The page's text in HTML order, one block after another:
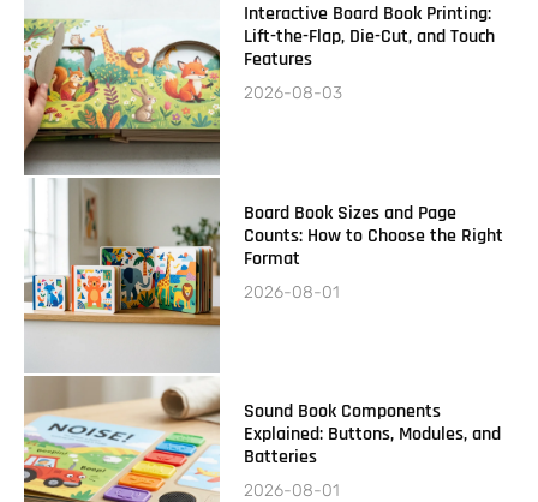
Interactive Board Book Printing:
Lift-the-Flap, Die-Cut, and Touch
Features
2026-08-03
Board Book Sizes and Page
Counts: How to Choose the Right
Format
2026-08-01
Sound Book Components
Explained: Buttons, Modules, and
Batteries
2026-08-01